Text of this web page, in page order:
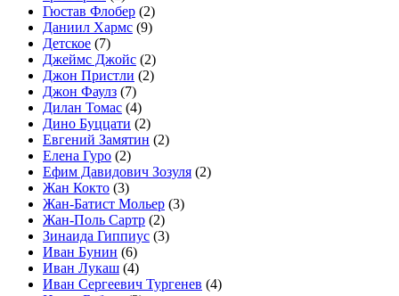
Гюстав Флобер (2)
Даниил Хармс (9)
Детское (7)
Джеймс Джойс (2)
Джон Пристли (2)
Джон Фаулз (7)
Дилан Томас (4)
Дино Буццати (2)
Евгений Замятин (2)
Елена Гуро (2)
Ефим Давидович Зозуля (2)
Жан Кокто (3)
Жан-Батист Мольер (3)
Жан-Поль Сартр (2)
Зинаида Гиппиус (3)
Иван Бунин (6)
Иван Лукаш (4)
Иван Сергеевич Тургенев (4)